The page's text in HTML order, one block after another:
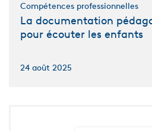
Compétences professionnelles
La documentation
pour écouter les enfants
24 août 2025